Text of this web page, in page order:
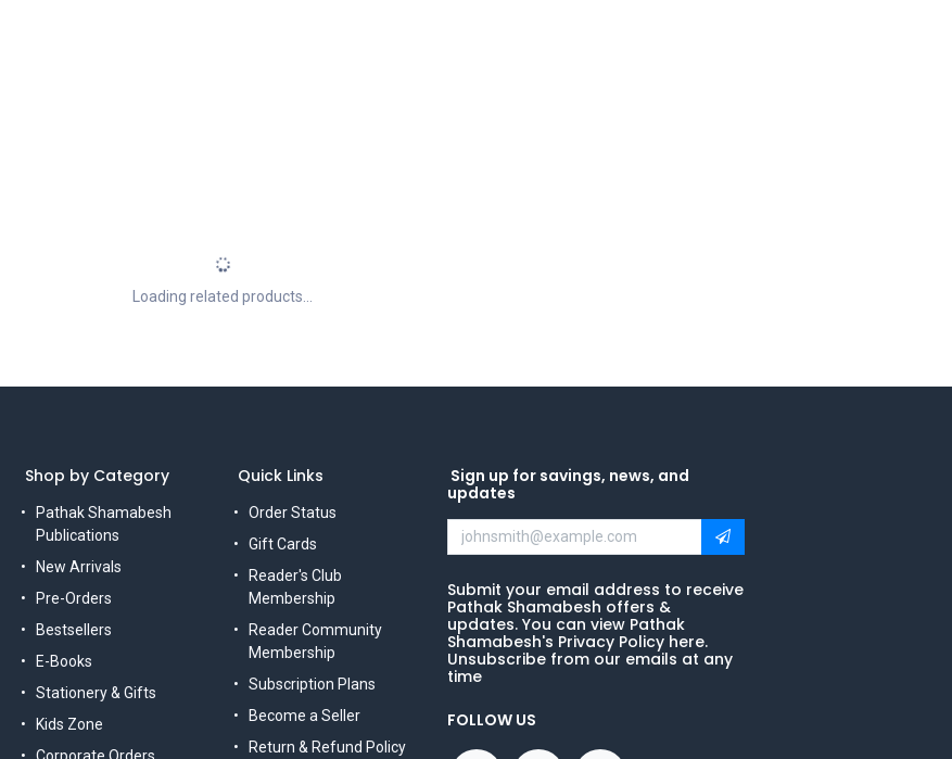
Loading related products...
Shop by Category
Pathak Shamabesh
Publications
New Arrivals
Pre-Orders
Bestsellers
E-Books
Stationery & Gifts
Kids Zone
Quick Links
Order Status
Gift Cards
Reader's Club
Membership
Reader Community
Membership
Subscription Plans
Become a Seller
Return & Refund Policy
Sign up for savings, news, and
updates
Submit your email address to receive
Pathak Shamabesh offers &
updates. You can view Pathak
Shamabesh's Privacy Policy here.
Unsubscribe from our emails at any
time
FOLLOW US